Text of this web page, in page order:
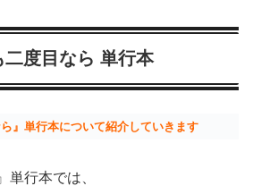
二度目なら 単行本
ら』単行本について紹介していきます
単行本では、